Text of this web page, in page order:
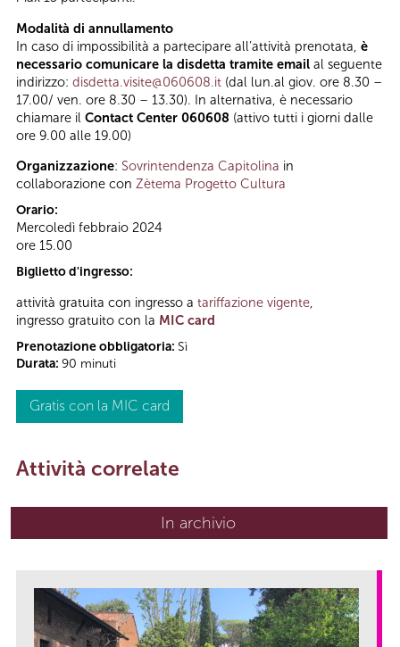
Modalità di annullamento
In caso di impossibilità a partecipare all’attività prenotata, è
necessario comunicare la disdetta tramite email al seguente
indirizzo: disdetta.visite@060608.it (dal lun.al giov. ore 8.30 –
17.00/ ven. ore 8.30 – 13.30). In alternativa, è necessario
chiamare il Contact Center 060608 (attivo tutti i giorni dalle
ore 9.00 alle 19.00)
Organizzazione: Sovrintendenza Capitolina in
collaborazione con Zètema Progetto Cultura
Orario:
Mercoledì febbraio 2024
ore 15.00
Biglietto d'ingresso:
attività gratuita con ingresso a tariffazione vigente,
ingresso gratuito con la MIC card
Prenotazione obbligatoria: Sì
Durata: 90 minuti
Gratis con la MIC card
Attività correlate
In archivio